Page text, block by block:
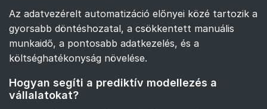
Az adatvezérelt automatizáció előnyei közé tartozik a
gyorsabb döntéshozatal, a csökkentett manuális
munkaidő, a pontosabb adatkezelés, és a
költséghatékonyság növelése.
Hogyan segíti a prediktív modellezés a
vállalatokat?